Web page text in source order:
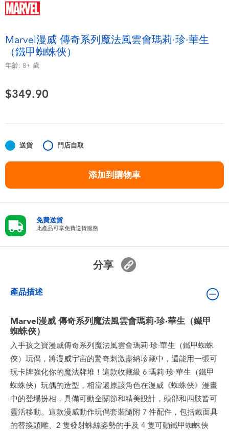
毛毛公仔玩具
任天堂 Switch
人氣角色
Marvel漫威 傳奇系列魔法風雲會瑪莉·珍·華生
（鐵甲蜘蛛俠）
年齡: 8+ 歲
$349.90
送貨 門店自取
添加到購物車
免費送貨
此產品可享免費送貨服務
分享
產品描述
Marvel漫威 傳奇系列魔法風雲會瑪莉·珍·華生（鐵甲
蜘蛛俠）
入手孩之寶漫威傳奇系列魔法風雲會瑪莉·珍·華生（鐵甲蜘蛛
俠）玩偶，將漫威宇宙的驚奇刺激盡納珍藏中，還能用一張可
玩卡牌強化你的魔法牌堆！這款收藏級 6 瑪莉·珍·華生（鐵甲
蜘蛛俠）玩偶的造型，相當還原該角色在漫威《蜘蛛俠》漫畫
中的登場扮相，具備可動全關節和精美設計，頭部和四肢皆可
靈活移動。這款漫威動作玩偶套裝隨附 7 件配件，包括戴面具
的替換頭雕、2 隻發射蛛絲姿勢的手及 4 隻可動鐵甲蜘蛛俠